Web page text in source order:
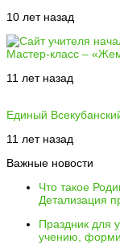
10 лет назад
Мастер-класс –
11 лет назад
Единый
11 лет назад
Важные новости
Что такое
Детализация
Праздник для
учению,